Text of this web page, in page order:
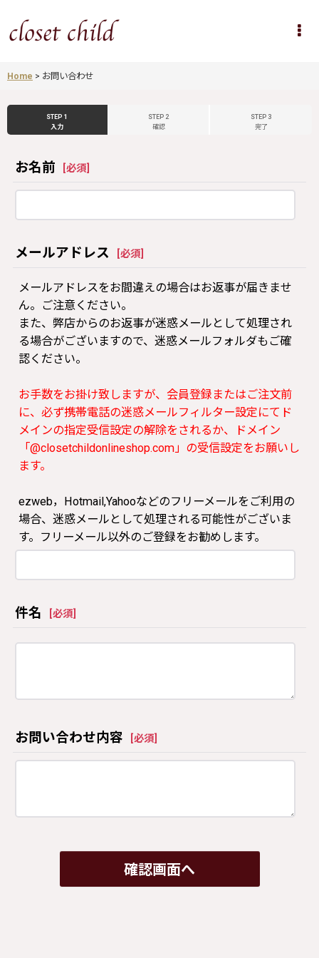
Home > お問い合わせ
STEP 1
入力
STEP 2
確認
STEP 3
完了
お名前 必須
メールアドレス 必須
メールアドレスをお間違えの場合はお返事が届きませ
ん。ご注意ください。
また、弊店からのお返事が迷惑メールとして処理され
る場合がございますので、迷惑メールフォルダもご確
認ください。
お手数をお掛け致しますが、会員登録またはご注文前
に、必ず携帯電話の迷惑メールフィルター設定にてド
メインの指定受信設定の解除をされるか、ドメイン
「@closetchildonlineshop.com」の受信設定をお願いし
ます。
ezweb，Hotmail,Yahooなどのフリーメールをご利用の
場合、迷惑メールとして処理される可能性がございま
す。フリーメール以外のご登録をお勧めします。
件名 必須
お問い合わせ内容 必須
確認画面へ